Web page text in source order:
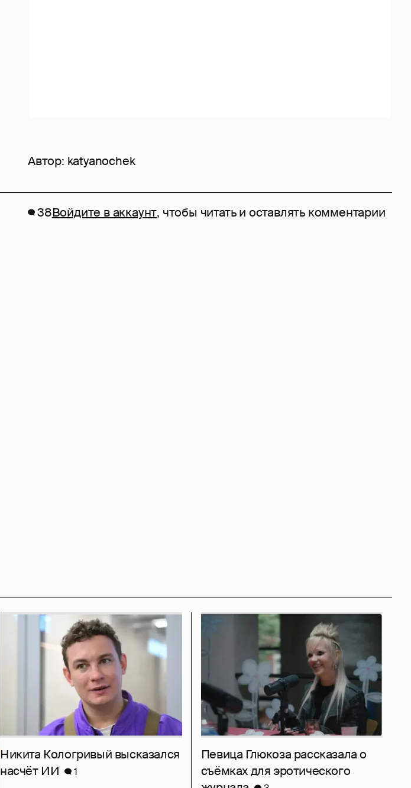
Автор: katyanochek
38Войдите в аккаунт, чтобы читать и оставлять комментарии
Никита Кологривый высказался
насчёт ИИ
1
Певица Глюкоза рассказала о
съёмках для эротического